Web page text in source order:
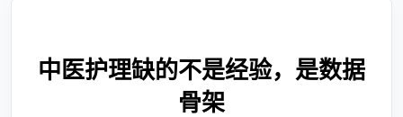
中医护理缺的不是经验，是数据
骨架